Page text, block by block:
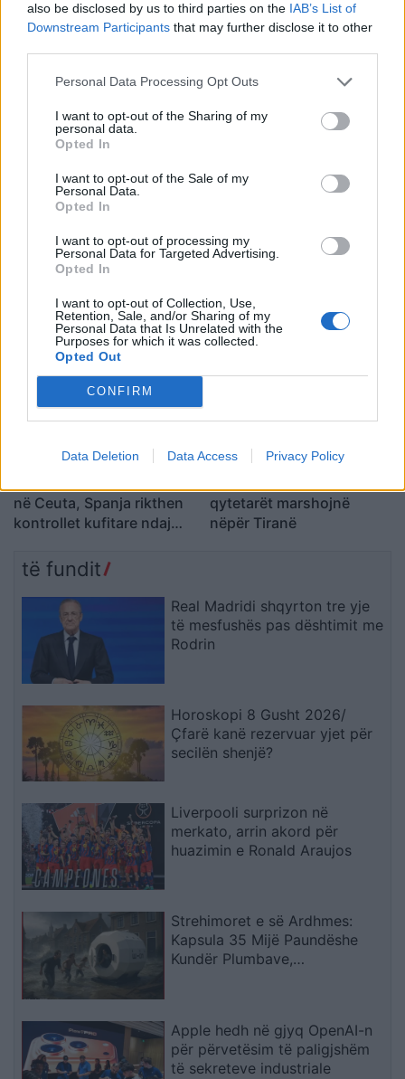
also be disclosed by us to third parties on the IAB’s List of
Downstream Participants that may further disclose it to other
Personal Data Processing Opt Outs
I want to opt-out of the Sharing of my
personal data.
Opted In
I want to opt-out of the Sale of my
Personal Data.
Opted In
I want to opt-out of processing my
Personal Data for Targeted Advertising.
Opted In
I want to opt-out of Collection, Use,
Retention, Sale, and/or Sharing of my
Personal Data that Is Unrelated with the
Purposes for which it was collected.
Opted Out
CONFIRM
Data Deletion Data Access Privacy Policy
Iran po avancojnë,
marrëveshja për lundrimin
në Hormuz pritet së
shpejti
Divjakë, banorët
refuzojnë bashkimin me
Lushnjen
Përfundon protesta e 69-
të kundër kryeministrit,
thirrje për burgosjen e
Ramës dhe Berishës:
“Nesër do të jemi më
shumë, nuk ndalemi”
banesë në Shkodër,
zjarrfikësit vënë situatën
nën kontroll
në Ceuta, Spanja rikthen
kontrollet kufitare ndaj
qytetarët marshojnë
nëpër Tiranë
të fundit
Real Madridi shqyrton tre yje
të mesfushës pas dështimit me
Rodrin
Horoskopi 8 Gusht 2026/
Çfarë kanë rezervuar yjet për
secilën shenjë?
Liverpooli surprizon në
merkato, arrin akord për
huazimin e Ronald Araujos
Strehimoret e së Ardhmes:
Kapsula 35 Mijë Paundëshe
Kundër Plumbave,
Apple hedh në gjyq OpenAI-n
për përvetësim të paligjshëm
të sekreteve industriale